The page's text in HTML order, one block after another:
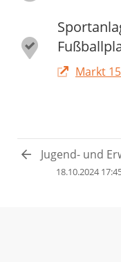
Markt
Jugend- und
18.10.2024